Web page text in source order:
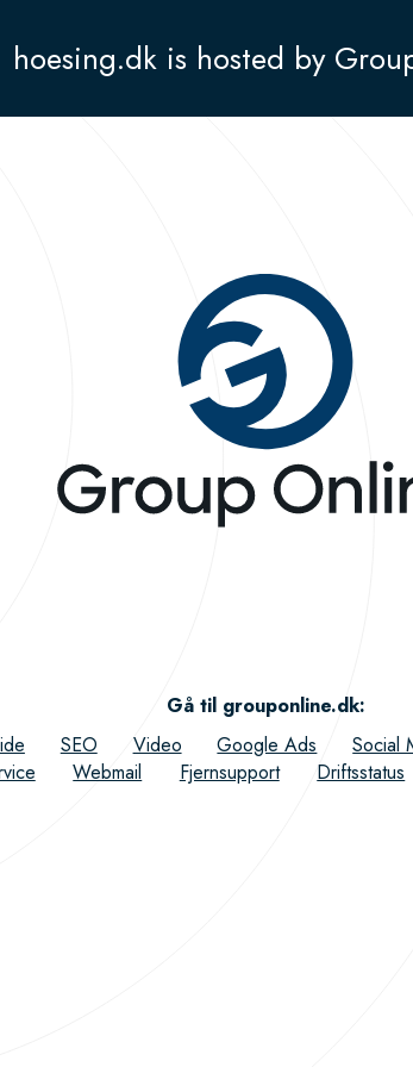
hoesing.dk is hosted by
Gå til grouponline.dk:
SEO Video Google Ads Social
Webmail Fjernsupport Driftsstatus